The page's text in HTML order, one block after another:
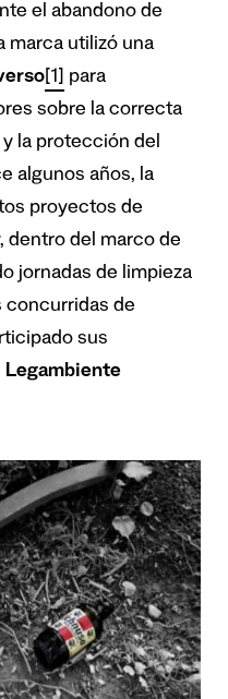
el abandono de
marca utilizó una
[1] para
sobre la correcta
la protección del
algunos años, la
proyectos de
dentro del marco de
jornadas de limpieza
concurridas de
sus
Legambiente